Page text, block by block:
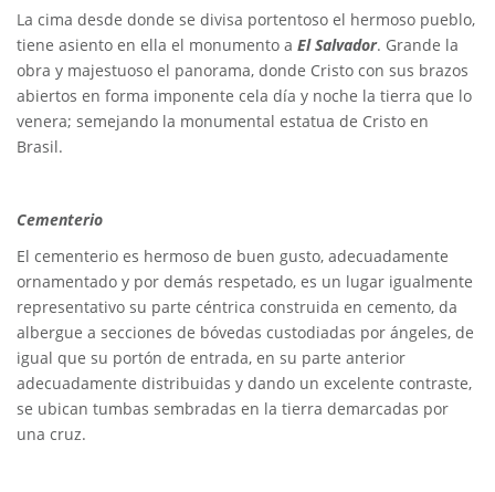
La cima desde donde se divisa portentoso el hermoso pueblo,
tiene asiento en ella el monumento a El Salvador. Grande la
obra y majestuoso el panorama, donde Cristo con sus brazos
abiertos en forma imponente cela día y noche la tierra que lo
venera; semejando la monumental estatua de Cristo en
Brasil.
Cementerio
El cementerio es hermoso de buen gusto, adecuadamente
ornamentado y por demás respetado, es un lugar igualmente
representativo su parte céntrica construida en cemento, da
albergue a secciones de bóvedas custodiadas por ángeles, de
igual que su portón de entrada, en su parte anterior
adecuadamente distribuidas y dando un excelente contraste,
se ubican tumbas sembradas en la tierra demarcadas por
una cruz.